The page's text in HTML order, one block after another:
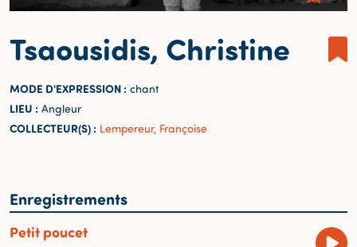
Tsaousidis, Christine
MODE D'EXPRESSION : chant
LIEU : Angleur
COLLECTEUR(S) : Lempereur, Françoise
Enregistrements
Petit poucet